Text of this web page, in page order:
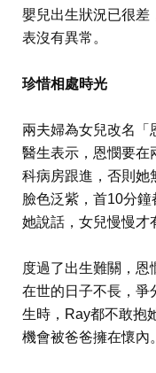
嬰兒出生狀況已很差
表沒有異常。
珍惜相處時光
兩夫婦為女兒改名「
醫生表示，恩憫要在
科病房跟進，否則她
臉色泛紫，首10分
她說話，女兒慢慢才
度過了出生難關，
在世的日子不長，爭
生時，Ray都不敢抱
機會被爸爸擁在懷內。